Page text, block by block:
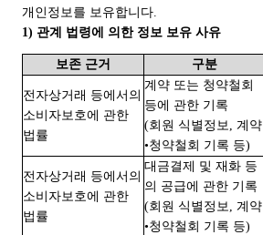
개인정보를 보유합니다.
1) 관계 법령에 의한 정보 보유 사유
보존 근거 구분
전자상거래 등에서의
소비자보호에 관한
법률
계약 또는 청약철회
등에 관한 기록
(회원 식별정보, 계약
•청약철회 기록 등)
전자상거래 등에서의
소비자보호에 관한
법률
대금결제 및 재화 등
의 공급에 관한 기록
(회원 식별정보, 계약
•청약철회 기록 등)